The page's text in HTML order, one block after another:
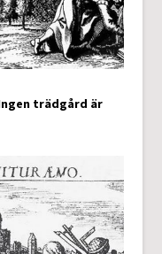
trädgård är